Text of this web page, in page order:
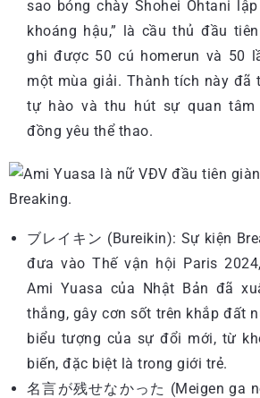
sao bóng chày Shohei Ohtani
khoáng hậu,” là cầu thủ đầu
ghi được 50 cú homerun và 50
một mùa giải. Thành tích này đã
tự hào và thu hút sự quan tâm
đồng yêu thể thao.
ブレイキン (Bureikin): Sự kiện
đưa vào Thế vận hội Paris
Ami Yuasa của Nhật Bản đã
thắng, gây cơn sốt trên khắp đất
biểu tượng của sự đổi mới, từ
biến, đặc biệt là trong giới trẻ.
名言が残せなかった (Meigen ga